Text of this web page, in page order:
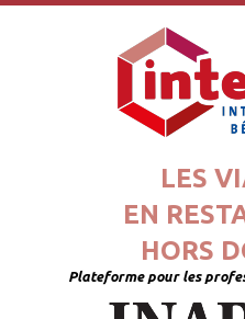
LES
EN
HORS
Plateforme pour les